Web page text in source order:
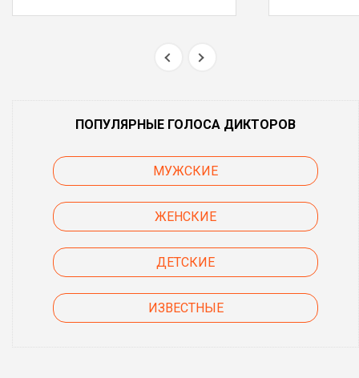
ПОПУЛЯРНЫЕ ГОЛОСА ДИКТОРОВ
МУЖСКИЕ
ЖЕНСКИЕ
ДЕТСКИЕ
ИЗВЕСТНЫЕ